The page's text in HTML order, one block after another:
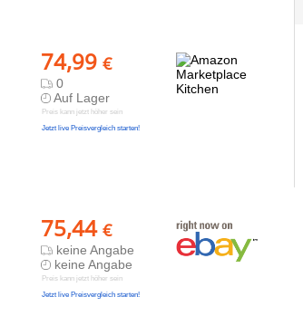
74,99 €
0
Auf Lager
Preis kann jetzt höher sein
Jetzt live Preisvergleich starten!
75,44 €
keine Angabe
keine Angabe
Preis kann jetzt höher sein
Jetzt live Preisvergleich starten!